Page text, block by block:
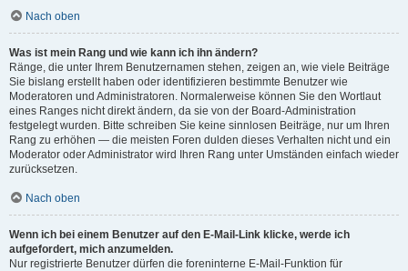
Nach oben
Was ist mein Rang und wie kann ich ihn ändern?
Ränge, die unter Ihrem Benutzernamen stehen, zeigen an, wie viele Beiträge
Sie bislang erstellt haben oder identifizieren bestimmte Benutzer wie
Moderatoren und Administratoren. Normalerweise können Sie den Wortlaut
eines Ranges nicht direkt ändern, da sie von der Board-Administration
festgelegt wurden. Bitte schreiben Sie keine sinnlosen Beiträge, nur um Ihren
Rang zu erhöhen — die meisten Foren dulden dieses Verhalten nicht und ein
Moderator oder Administrator wird Ihren Rang unter Umständen einfach wieder
zurücksetzen.
Nach oben
Wenn ich bei einem Benutzer auf den E-Mail-Link klicke, werde ich
aufgefordert, mich anzumelden.
Nur registrierte Benutzer dürfen die foreninterne E-Mail-Funktion für